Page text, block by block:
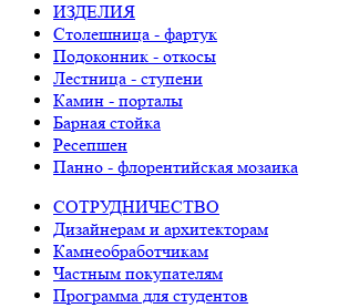
ИЗДЕЛИЯ
Столешница - фартук
Подоконник - откосы
Лестница - ступени
Камин - порталы
Барная стойка
Ресепшен
Панно - флорентийская мозаика
СОТРУДНИЧЕСТВО
Дизайнерам и архитекторам
Камнеобработчикам
Частным покупателям
Программа для студентов